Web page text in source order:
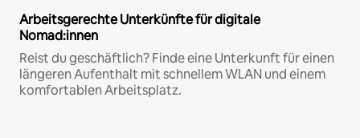
Arbeitsgerechte Unterkünfte für digitale
Nomad:innen
Reist du geschäftlich? Finde eine Unterkunft für einen
längeren Aufenthalt mit schnellem WLAN und einem
komfortablen Arbeitsplatz.